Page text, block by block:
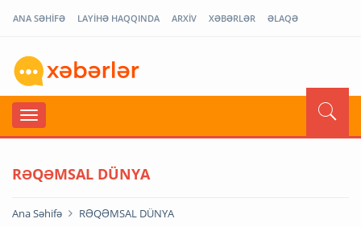
ANA SƏHİFƏ LAYİHƏ HAQQINDA ARXİV XƏBƏRLƏR ƏLAQƏ
RƏQƏMSAL DÜNYA
Ana Səhifə RƏQƏMSAL DÜNYA